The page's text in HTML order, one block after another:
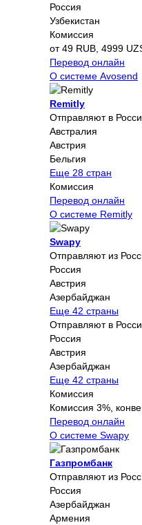
Россия
Узбекистан
Комиссия
от 49 RUB, 4999
Перевод онлайн
О системе Avosend
Remitly
Отправляют в
Австралия
Австрия
Бельгия
Еще 28 стран
Комиссия
Перевод онлайн
О системе Remitly
Swapy
Отправляют из
Россия
Австрия
Азербайджан
Еще 42 страны
Отправляют в
Россия
Австрия
Азербайджан
Еще 42 страны
Комиссия
Комиссия 3%,
Перевод онлайн
О системе Swapy
Газпромбанк
Отправляют из
Россия
Азербайджан
Армения